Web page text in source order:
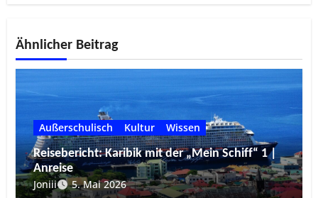
Ähnlicher Beitrag
Außerschulisch Kultur
Wissen
Reisebericht: Karibik mit der „Mein Schiff“ 1 |
Anreise
Joniii
5. Mai 2026